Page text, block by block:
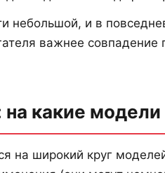
небольшой, и в
важнее
какие модели
на широкий круг